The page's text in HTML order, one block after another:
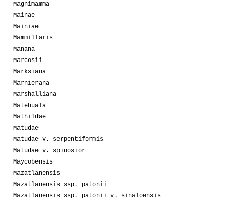
Magnimamma
Mainae
Mainiae
Mammillaris
Manana
Marcosii
Marksiana
Marnierana
Marshalliana
Matehuala
Mathildae
Matudae
Matudae v. serpentiformis
Matudae v. spinosior
Maycobensis
Mazatlanensis
Mazatlanensis ssp. patonii
Mazatlanensis ssp. patonii v. sinaloensis